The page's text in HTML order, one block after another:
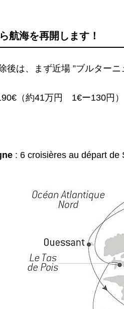
航海を再開します！
後は、まず近場 ”ブルター
（約41万円 1€ー130円
: 6 croisières au départ de